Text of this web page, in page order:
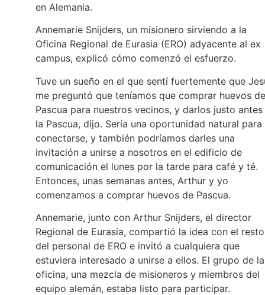
en Alemania.
Annemarie Snijders, un misionero sirviendo a la
Oficina Regional de Eurasia (ERO) adyacente al ex
campus, explicó cómo comenzó el esfuerzo.
Tuve un sueño en el que sentí fuertemente que
me preguntó que teníamos que comprar huevos de
Pascua para nuestros vecinos, y darlos justo antes
la Pascua, dijo. Sería una oportunidad natural para
conectarse, y también podríamos darles una
invitación a unirse a nosotros en el edificio de
comunicación el lunes por la tarde para café y té.
Entonces, unas semanas antes, Arthur y yo
comenzamos a comprar huevos de Pascua.
Annemarie, junto con Arthur Snijders, el director
Regional de Eurasia, compartió la idea con el resto
del personal de ERO e invitó a cualquiera que
estuviera interesado a unirse a ellos. El grupo de la
oficina, una mezcla de misioneros y miembros del
equipo alemán, estaba listo para participar.